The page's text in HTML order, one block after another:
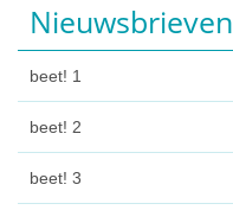
Nieuwsbrieven
beet! 1
beet! 2
beet! 3